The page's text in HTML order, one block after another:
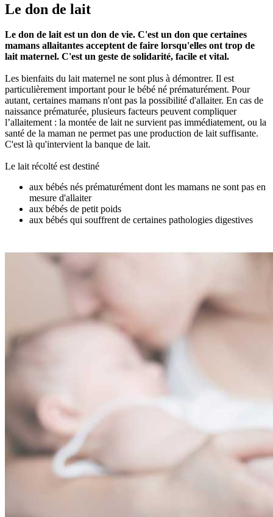
Le don de lait
Le don de lait est un don de vie. C'est un don que certaines
mamans allaitantes acceptent de faire lorsqu'elles ont trop de
lait maternel. C'est un geste de solidarité, facile et vital.
Les bienfaits du lait maternel ne sont plus à démontrer. Il est
particulièrement important pour le bébé né prématurément. Pour
autant, certaines mamans n'ont pas la possibilité d'allaiter. En cas de
naissance prématurée, plusieurs facteurs peuvent compliquer
l’allaitement : la montée de lait ne survient pas immédiatement, ou la
santé de la maman ne permet pas une production de lait suffisante.
C'est là qu'intervient la banque de lait.
Le lait récolté est destiné
aux bébés nés prématurément dont les mamans ne sont pas en
mesure d'allaiter
aux bébés de petit poids
aux bébés qui souffrent de certaines pathologies digestives